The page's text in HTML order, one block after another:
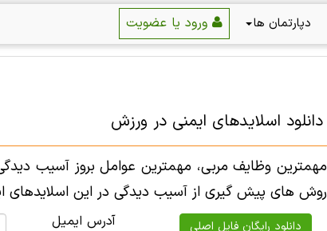
دپارتمان ها
دانلود اسلایدهای ایمنی در ورزش
مهمترین وظایف مربی، مهمترین عوامل بروز آسیب
روش های پیش گیری از آسیب دیدگی در این اسلایدهای
آدرس ایمیل